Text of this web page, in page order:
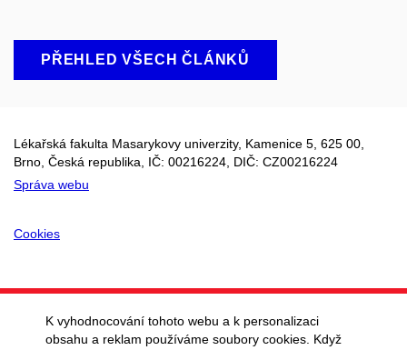
PŘEHLED VŠECH ČLÁNKŮ
Lékařská fakulta Masarykovy univerzity, Kamenice 5, 625 00,
Brno, Česká republika, IČ: 00216224 , DIČ: CZ00216224
Správa webu
Cookies
K vyhodnocování tohoto webu a k personalizaci
obsahu a reklam používáme soubory cookies. Když